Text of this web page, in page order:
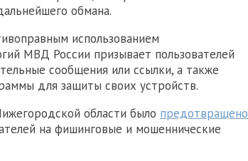
обмана.
использованием
МВД России призывает пользователей
сообщения или ссылки, а также
для защиты своих устройств.
области было предотвращено
на фишинговые и мошеннические